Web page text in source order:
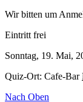
Wir bitten um
Eintritt frei
Sonntag, 19. Mai,
Quiz-Ort: Cafe-Bar
Nach Oben